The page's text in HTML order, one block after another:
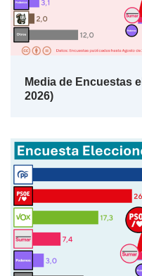
Media de Encuestas
2026)